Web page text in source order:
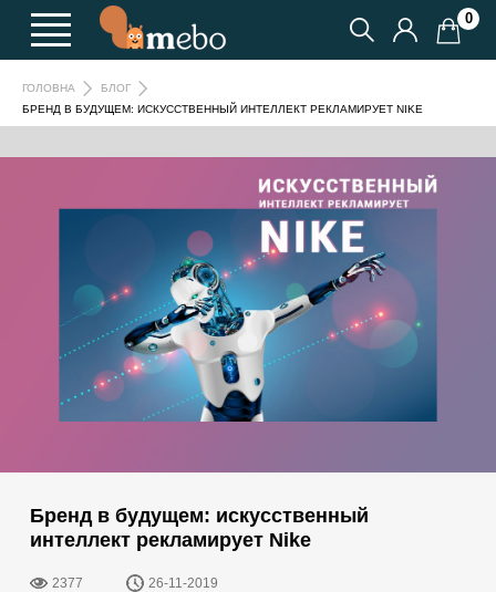
0
ГОЛОВНА
БЛОГ
БРЕНД В БУДУЩЕМ: ИСКУССТВЕННЫЙ ИНТЕЛЛЕКТ РЕКЛАМИРУЕТ NIKE
Бренд в будущем: искусственный
интеллект рекламирует Nike
2377 26-11-2019